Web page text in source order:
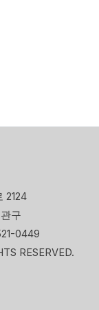
2124
구
0449
RESERVED.